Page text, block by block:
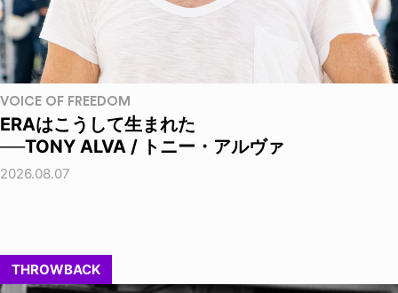
VOICE OF FREEDOM
ERAはこうして生まれた
──TONY ALVA / トニー・アルヴァ
2026.08.07
THROWBACK